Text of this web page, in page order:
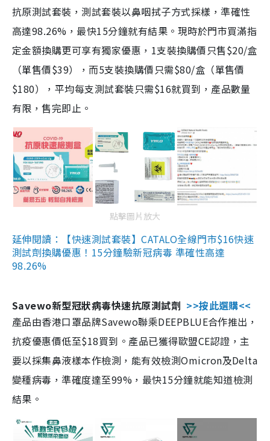
抗原測試套裝，測試套裝以鼻咽拭子方式採樣，準確性
高達98.26%，最快15分鐘就有結果。現時於門市買滿指
定金額換購更可享有獨家優惠，1支裝換購價只售$20/盒
（單售價$39），而5支裝換購價只需$80/盒（單售價
$180），平均每支測試套裝只需$16就買到，產品數量
有限，售完即止。
點擊圖片放大
延伸閱讀：【快速測試套裝】CATALO全線門市$16快速
測試劑換購優惠！15分鐘驗新冠病毒 準確性高達
98.26%
Savewo新型冠狀病毒快速抗原測試劑 >>按此選購<<
產品由香港口罩品牌Savewo聯乘DEEPBLUE合作推出，
抗疫優惠價低至$18買到。產品已獲得歐盟CE認證，主
要以採集鼻液樣本作檢測，能有效檢測Omicron及Delta
變種病毒，準確度達至99%，最快15分鐘就能知道檢測
結果。